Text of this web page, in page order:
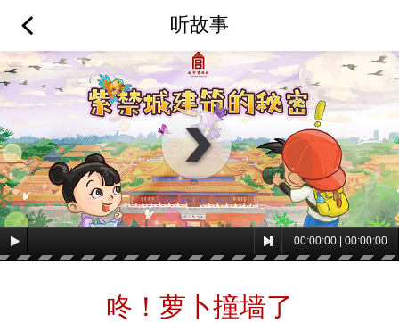
听故事
00:00:00| 00:00:00
咚！萝卜撞墙了